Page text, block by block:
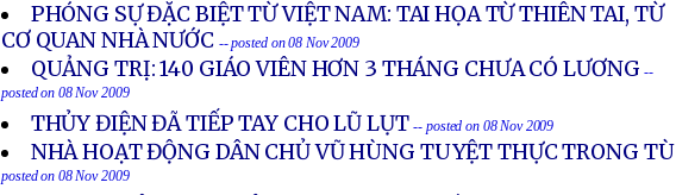
PHÓNG SỰ ĐẶC BIỆT TỪ VIỆT NAM: TAI HỌA TỪ THIÊN TAI, TỪ
CƠ QUAN NHÀ NƯỚC -- posted on 08 Nov 2009
QUẢNG TRỊ: 140 GIÁO VIÊN HƠN 3 THÁNG CHƯA CÓ LƯƠNG --
posted on 08 Nov 2009
THỦY ĐIỆN ĐÃ TIẾP TAY CHO LŨ LỤT -- posted on 08 Nov 2009
NHÀ HOẠT ĐỘNG DÂN CHỦ VŨ HÙNG TUYỆT THỰC TRONG TÙ
posted on 08 Nov 2009